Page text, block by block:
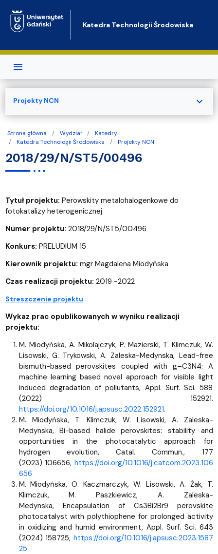
Katedra Technologii Środowiska
Strona główna Wydział
Katedry
Katedra Technologii Środowiska
Projekty NCN
2018/29/N/ST5/00496
Tytuł projektu: Perowskity metalohalogenkowe do
fotokatalizy heterogenicznej
Numer projektu: 2018/29/N/ST5/00496
Konkurs: PRELUDIUM 15
Kierownik projektu: mgr Magdalena Miodyńska
Czas realizacji projektu: 2019 -2022
Streszczenie projektu
Wykaz prac opublikowanych w wyniku realizacji
projektu:
M. Miodyńska, A. Mikolajczyk, P. Mazierski, T. Klimczuk, W.
Lisowski, G. Trykowski, A. Zaleska-Medynska, Lead-free
bismuth-based perovskites coupled with g–C3N4: A
machine learning based novel approach for visible light
induced degradation of pollutants, Appl. Surf. Sci. 588
(2022) 152921.
https://doi.org/10.1016/j.apsusc.2022.152921.
M. Miodyńska, T. Klimczuk, W. Lisowski, A. Zaleska-
Medynska, Bi-based halide perovskites: stability and
opportunities in the photocatalytic approach for
hydrogen evolution, Catal. Commun., 177
(2023) 106656, https://doi.org/10.1016/j.catcom.2023.106
656
M. Miodyńska, O. Kaczmarczyk, W. Lisowski, A. Żak, T.
Klimczuk, M. Paszkiewicz, A. Zaleska-
Medynska, Encapsulation of Cs3Bi2Br9 perovskite
photocatalyst with polythiophene for prolonged activity
in oxidizing and humid environment, Appl. Surf. Sci. 643
(2024) 158725, https://doi.org/10.1016/j.apsusc.2023.1587
25
Projekty NCN expand_more